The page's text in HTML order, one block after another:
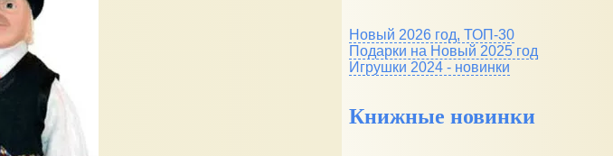
Новый 2026 год, ТОП-30
Подарки на Новый 2025 год
Игрушки 2024 - новинки
Книжные новинки